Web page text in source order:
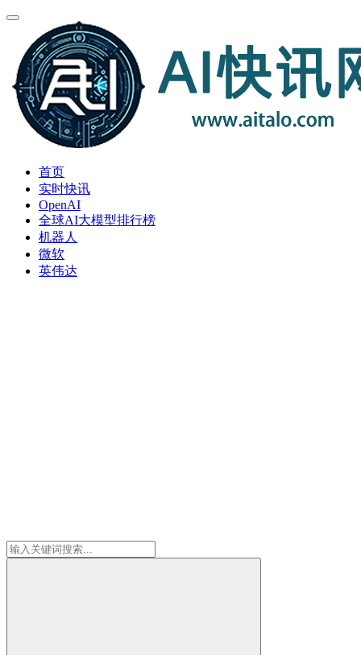
首页
实时快讯
OpenAI
全球AI大模型排行榜
机器人
微软
英伟达